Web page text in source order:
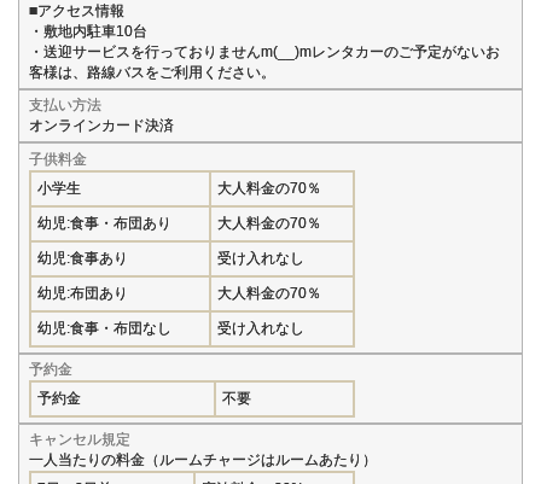
■アクセス情報
・敷地内駐車10台
・送迎サービスを行っておりませんm(__)mレンタカーのご予定がないお
客様は、路線バスをご利用ください。
支払い方法
オンラインカード決済
子供料金
小学生
大人料金の70％
幼児:食事・布団あり 大人料金の70％
幼児:食事あり 受け入れなし
幼児:布団あり 大人料金の70％
幼児:食事・布団なし 受け入れなし
予約金
予約金
不要
キャンセル規定
一人当たりの料金（ルームチャージはルームあたり）